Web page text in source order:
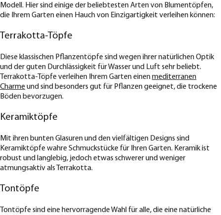
Modell. Hier sind einige der beliebtesten Arten von Blumentöpfen,
die Ihrem Garten einen Hauch von Einzigartigkeit verleihen können:
Terrakotta-Töpfe
Diese klassischen Pflanzentöpfe sind wegen ihrer natürlichen Optik
und der guten Durchlässigkeit für Wasser und Luft sehr beliebt.
Terrakotta-Töpfe verleihen Ihrem Garten einenmediterranen
Charme und sind besonders gut für Pflanzen geeignet, die trockene
Böden bevorzugen.
Keramiktöpfe
Mit ihren bunten Glasuren und den vielfältigen Designs sind
Keramiktöpfe wahre Schmuckstücke für Ihren Garten. Keramik ist
robust und langlebig, jedoch etwas schwerer und weniger
atmungsaktiv als Terrakotta.
Tontöpfe
Tontöpfe sind eine hervorragende Wahl für alle, die eine natürliche